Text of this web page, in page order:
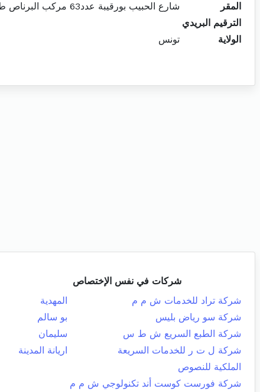
المقر
شارع الحبيب بورقيبة عدد63 مركب البرناص ط.4 مكتب406
الترقيم البريدي
الولاية
تونس
شركات في نفس الإختصاص
شركة تراد للخدمات ش م م
المهدية
شركة سو رياض بليس
بو سالم
شركة الطبع السريع ش ط س
سليمان
شركة ل ت ر للخدمات السريعة
اريانة المدينة
الملكية للنصوص
شركة فورست كوست أند تكنولوجي ش م م